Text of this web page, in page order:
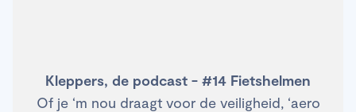
Kleppers, de podcast - #14 Fietshelmen
Of je ‘m nou draagt voor de veiligheid, ‘aero